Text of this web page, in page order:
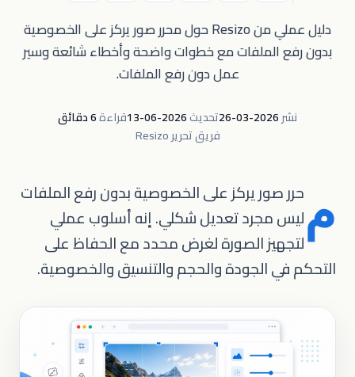
دليل عملي من Resizo حول محرر صور يركز على الخصوصية
بدون رفع الملفات مع خطوات واضحة وأخطاء شائعة وسير
عمل دون رفع الملفات.
نشر2026-03-26 تحديث2026-06-13 قراءة6 دقائق
فريق تحرير Resizo
محرر صور يركز على الخصوصية بدون رفع الملفات
ليس مجرد تعديل شكلي. إنه أسلوب عملي
لتجهيز الصورة لغرض محدد مع الحفاظ على
التحكم في الجودة والحجم والتنسيق والخصوصية.